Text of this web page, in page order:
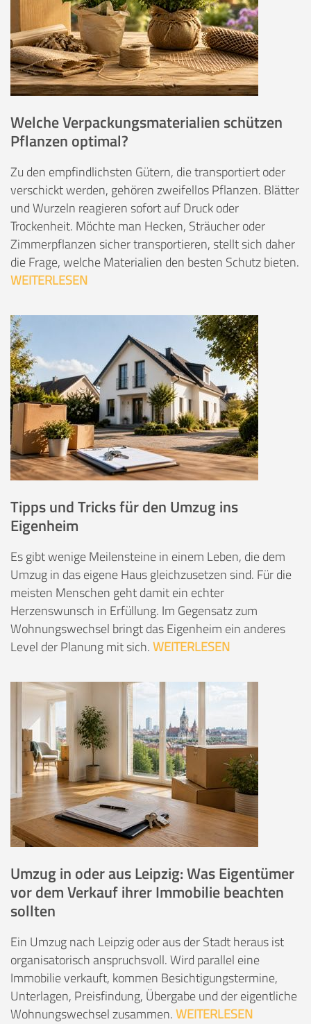
Welche Verpackungsmaterialien schützen
Pflanzen optimal?
Zu den empfindlichsten Gütern, die transportiert oder
verschickt werden, gehören zweifellos Pflanzen. Blätter
und Wurzeln reagieren sofort auf Druck oder
Trockenheit. Möchte man Hecken, Sträucher oder
Zimmerpflanzen sicher transportieren, stellt sich daher
die Frage, welche Materialien den besten Schutz bieten.
WEITERLESEN
Tipps und Tricks für den Umzug ins
Eigenheim
Es gibt wenige Meilensteine in einem Leben, die dem
Umzug in das eigene Haus gleichzusetzen sind. Für die
meisten Menschen geht damit ein echter
Herzenswunsch in Erfüllung. Im Gegensatz zum
Wohnungswechsel bringt das Eigenheim ein anderes
Level der Planung mit sich.WEITERLESEN
Umzug in oder aus Leipzig: Was Eigentümer
vor dem Verkauf ihrer Immobilie beachten
sollten
Ein Umzug nach Leipzig oder aus der Stadt heraus ist
organisatorisch anspruchsvoll. Wird parallel eine
Immobilie verkauft, kommen Besichtigungstermine,
Unterlagen, Preisfindung, Übergabe und der eigentliche
Wohnungswechsel zusammen.WEITERLESEN